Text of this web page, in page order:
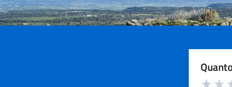
Valuta da 1